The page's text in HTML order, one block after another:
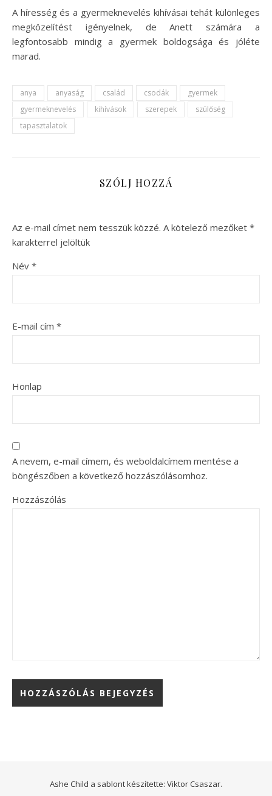
A híresség és a gyermeknevelés kihívásai tehát különleges
megközelítést igényelnek, de Anett számára a
legfontosabb mindig a gyermek boldogsága és jóléte
marad.
anya anyaság család csodák
gyermek
gyermeknevelés
kihívások szerepek
szülőség
tapasztalatok
SZÓLJ HOZZÁ
Az e-mail címet nem tesszük közzé. A kötelező mezőket *
karakterrel jelöltük
Név *
E-mail cím *
Honlap
A nevem, e-mail címem, és weboldalcímem mentése a
böngészőben a következő hozzászólásomhoz.
Hozzászólás
Ashe Child a sablont készítette: Viktor Csaszar.